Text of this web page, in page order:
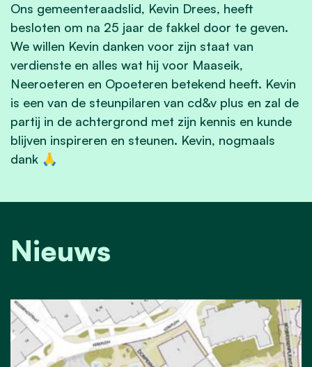
Ons gemeenteraadslid, Kevin Drees, heeft
besloten om na 25 jaar de fakkel door te geven.
We willen Kevin danken voor zijn staat van
verdienste en alles wat hij voor Maaseik,
Neeroeteren en Opoeteren betekend heeft. Kevin
is een van de steunpilaren van cd&v plus en zal de
partij in de achtergrond met zijn kennis en kunde
blijven inspireren en steunen. Kevin, nogmaals
dank 🙏
Nieuws